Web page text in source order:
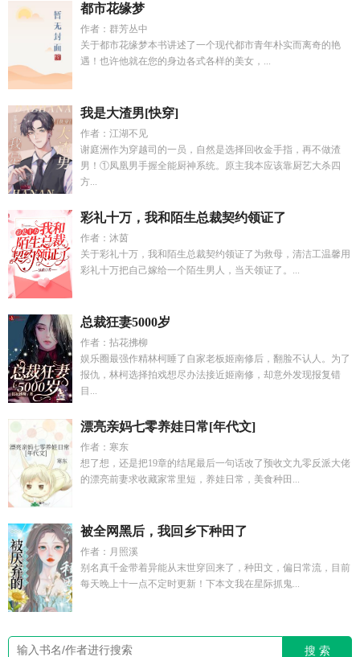
都市花缘梦
作者：群芳丛中
关于都市花缘梦本书讲述了一个现代都市青年朴实而离奇的艳
遇！也许他就在您的身边各式各样的美女，...
我是大渣男[快穿]
作者：江湖不见
谢庭洲作为穿越司的一员，自然是选择回收金手指，再不做渣
男！①凤凰男手握全能厨神系统。原主我本应该靠厨艺大杀四
方...
彩礼十万，我和陌生总裁契约领证了
作者：沐茵
关于彩礼十万，我和陌生总裁契约领证了为救母，清洁工温馨用
彩礼十万把自己嫁给一个陌生男人，当天领证了。...
总裁狂妻5000岁
作者：拈花拂柳
娱乐圈最强作精林柯睡了自家老板姬南修后，翻脸不认人。为了
报仇，林柯选择拍戏想尽办法接近姬南修，却意外发现报复错
目...
漂亮亲妈七零养娃日常[年代文]
作者：寒东
想了想，还是把19章的结尾最后一句话改了预收文九零反派大佬
的漂亮前妻求收藏家常里短，养娃日常，美食种田...
被全网黑后，我回乡下种田了
作者：月照溪
别名真千金带着异能从末世穿回来了，种田文，偏日常流，目前
每天晚上十一点不定时更新！下本文我在星际抓鬼...
搜 索